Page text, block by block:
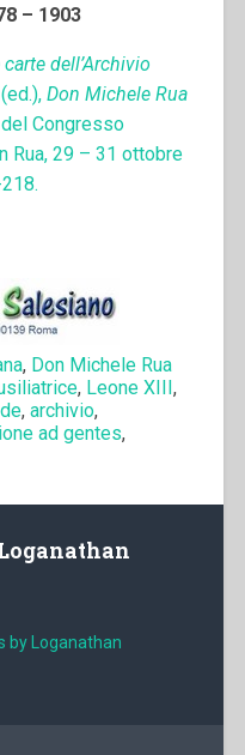
– 1903
dell’Archivio
Don Michele Rua
Congresso
Rua, 29 – 31 ottobre
, Don Michele Rua
, Leone XIII,
, archivio,
ad gentes,
by Loganathan